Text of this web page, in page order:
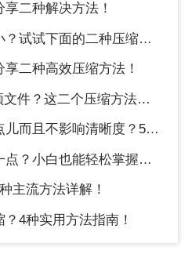
二种解决方法！
试下面的二种压缩方法！
二种高效压缩方法！
这二个压缩方法推荐给你！
影响清晰度？5种常用方法指南！
白也能轻松掌握的8种方法！
主流方法详解！
4种实用方法指南！